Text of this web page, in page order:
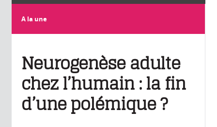
A la une
Neurogenèse adulte
chez l’humain : la fin
d’une polémique ?